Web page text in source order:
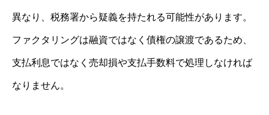
異なり、税務署から疑義を持たれる可能性があります。
ファクタリングは融資ではなく債権の譲渡であるため、
支払利息ではなく売却損や支払手数料で処理しなければ
なりません。